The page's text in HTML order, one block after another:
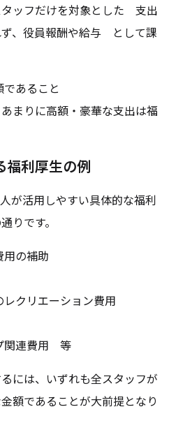
ッフだけを対象とした 支出
、役員報酬や給与 として課
あること
まりに高額・豪華な支出は福
福利厚生の例
が活用しやすい具体的な福利
りです。
の補助
クリエーション費用
関連費用 等
には、いずれも全スタッフが
額であることが大前提となり